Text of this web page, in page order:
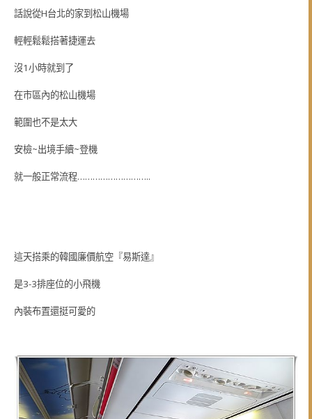
話說從H台北的家到松山機場
輕輕鬆鬆搭著捷運去
沒1小時就到了
在市區內的松山機場
範圍也不是太大
安檢~出境手續~登機
就一般正常流程………………………..
這天搭乘的韓國廉價航空『易斯達』
是3-3排座位的小飛機
內裝布置還挺可愛的